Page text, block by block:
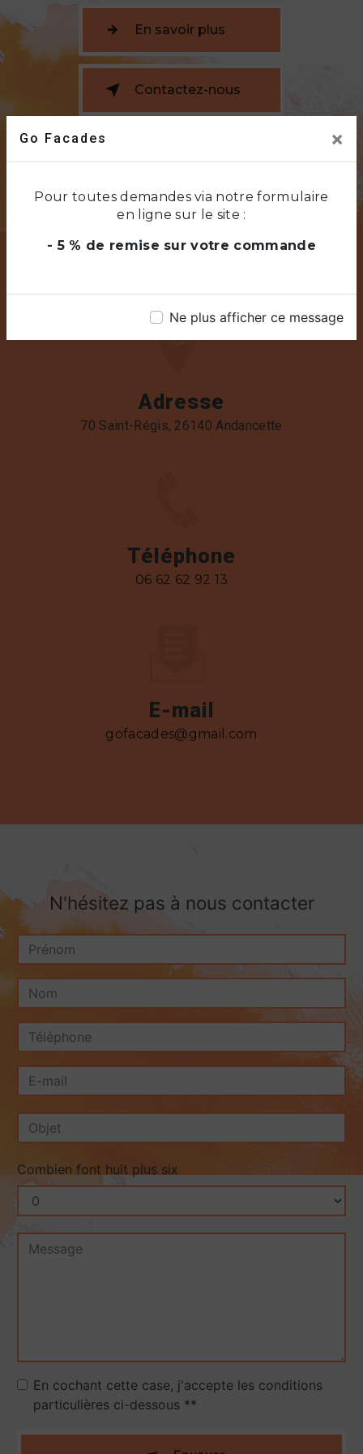
Go Facades ×
Pour toutes demandes via notre formulaire
en ligne sur le site :
- 5 % de remise sur votre commande
Ne plus afficher ce message
En savoir plus
Contactez-nous
Adresse
70 Saint-Régis, 26140 Andancette
Téléphone
06 62 62 92 13
E-mail
gofacades@gmail.com
N'hésitez pas à nous contacter
Combien font huit plus six
En cochant cette case, j'accepte les conditions
particulières ci-dessous **